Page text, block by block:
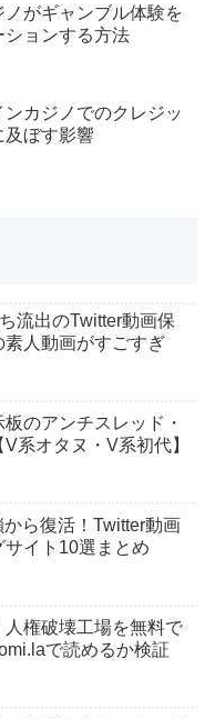
がギャンブル体験を
ションする方法
カジノでのクレジッ
及ぼす影響
流出のTwitter動画保
素人動画がすごすぎ
のアンチスレッド・
系オタヌ・V系初代】
ら復活！Twitter動画
イト10選まとめ
人権破壊工場を無料で
で読めるか検証